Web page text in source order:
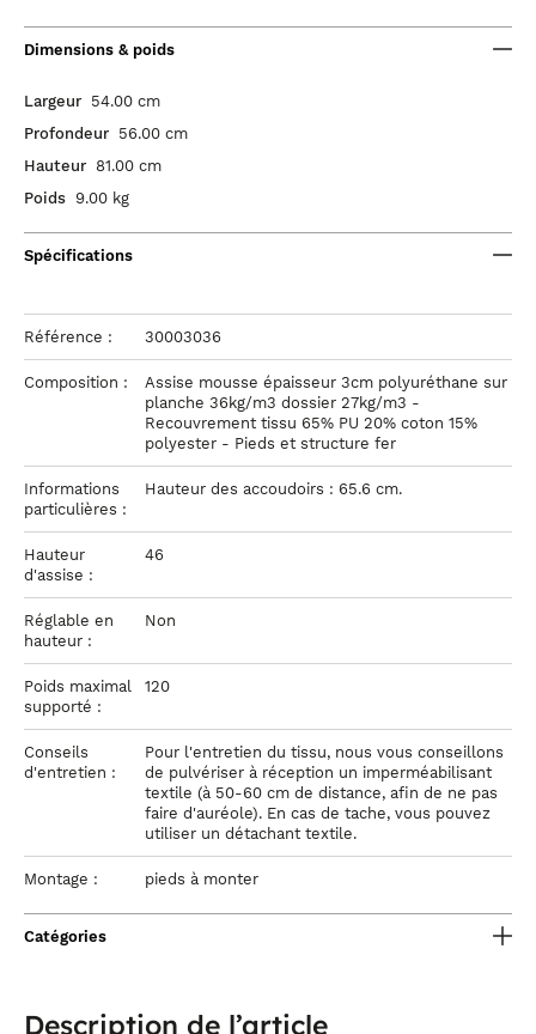
Dimensions & poids
Largeur 54.00 cm
Profondeur 56.00 cm
Hauteur 81.00 cm
Poids 9.00 kg
Spécifications
Référence : 30003036
Composition :
Assise mousse épaisseur 3cm polyuréthane sur
planche 36kg/m3 dossier 27kg/m3 -
Recouvrement tissu 65% PU 20% coton 15%
polyester - Pieds et structure fer
Informations
particulières :
Hauteur des accoudoirs : 65.6 cm.
Hauteur
d'assise :
46
Réglable en
hauteur :
Non
Poids maximal
supporté :
120
Conseils
d'entretien :
Pour l'entretien du tissu, nous vous conseillons
de pulvériser à réception un imperméabilisant
textile (à 50-60 cm de distance, afin de ne pas
faire d'auréole). En cas de tache, vous pouvez
utiliser un détachant textile.
Montage : pieds à monter
Catégories
Description de l’article